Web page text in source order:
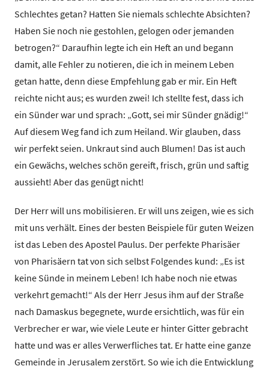
Schlechtes getan? Hatten Sie niemals schlechte Absichten?
Haben Sie noch nie gestohlen, gelogen oder jemanden
betrogen?“ Daraufhin legte ich ein Heft an und begann
damit, alle Fehler zu notieren, die ich in meinem Leben
getan hatte, denn diese Empfehlung gab er mir. Ein Heft
reichte nicht aus; es wurden zwei! Ich stellte fest, dass ich
ein Sünder war und sprach: „Gott, sei mir Sünder gnädig!“
Auf diesem Weg fand ich zum Heiland. Wir glauben, dass
wir perfekt seien. Unkraut sind auch Blumen! Das ist auch
ein Gewächs, welches schön gereift, frisch, grün und saftig
aussieht! Aber das genügt nicht!
Der Herr will uns mobilisieren. Er will uns zeigen, wie es sich
mit uns verhält. Eines der besten Beispiele für guten Weizen
ist das Leben des Apostel Paulus. Der perfekte Pharisäer
von Pharisäern tat von sich selbst Folgendes kund: „Es ist
keine Sünde in meinem Leben! Ich habe noch nie etwas
verkehrt gemacht!“ Als der Herr Jesus ihm auf der Straße
nach Damaskus begegnete, wurde ersichtlich, was für ein
Verbrecher er war, wie viele Leute er hinter Gitter gebracht
hatte und was er alles Verwerfliches tat. Er hatte eine ganze
Gemeinde in Jerusalem zerstört. So wie ich die Entwicklung